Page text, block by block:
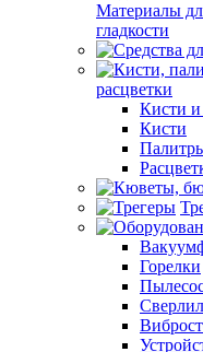
Материалы
гладкости
расцветки
Кисти и
Кисти
Горелки